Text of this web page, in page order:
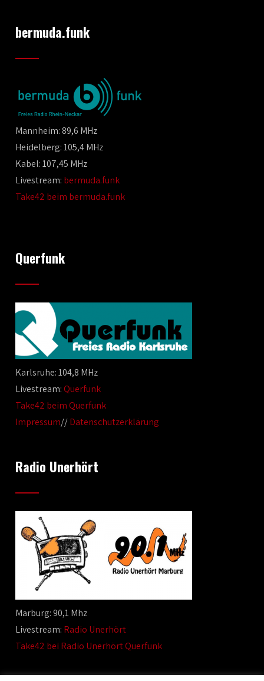
bermuda.funk
Mannheim: 89,6 MHz
Heidelberg: 105,4 MHz
Kabel: 107,45 MHz
Livestream: bermuda.funk
Take42 beim bermuda.funk
Querfunk
Karlsruhe: 104,8 MHz
Livestream:Querfunk
Take42 beim Querfunk
Impressum//Datenschutzerklärung
Radio Unerhört
Marburg: 90,1 Mhz
Livestream: Radio Unerhört
Take42 bei Radio Unerhört Querfunk